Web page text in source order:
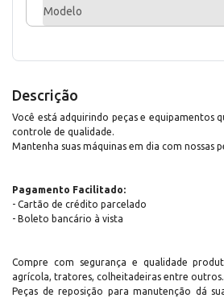
Modelo
Descrição
Você está adquirindo peças e equipamentos
controle de qualidade.
Mantenha suas máquinas em dia com nossas
Pagamento Facilitado:
- Cartão de crédito parcelado
- Boleto bancário à vista
Compre com segurança e qualidade
agrícola, tratores, colheitadeiras entre outros.
Peças de reposição para manutenção dá